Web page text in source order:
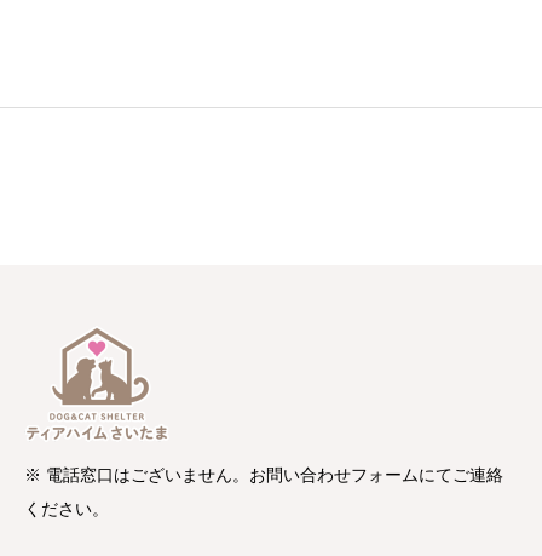
※ 電話窓口はございません。お問い合わせフォームにてご連絡
ください。